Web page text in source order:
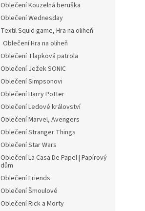
Oblečení Kouzelná beruška
Oblečení Wednesday
Textil Squid game, Hra na oliheň
Oblečení Hra na oliheň
Oblečení Tlapková patrola
Oblečení Ježek SONIC
Oblečení Simpsonovi
Oblečení Harry Potter
Oblečení Ledové království
Oblečení Marvel, Avengers
Oblečení Stranger Things
Oblečení Star Wars
Oblečení La Casa De Papel | Papírový
dům
Oblečení Friends
Oblečení Šmoulové
Oblečení Rick a Morty